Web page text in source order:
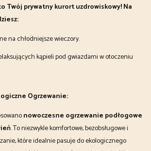
Twój prywatny kurort uzdrowiskowy! Na
na chłodniejsze wieczory.
kąpieli pod gwiazdami w otoczeniu
Ogrzewanie:
nowoczesne ogrzewanie podłogowe
. To niezwykle komfortowe, bezobsługowe i
które idealnie pasuje do ekologicznego